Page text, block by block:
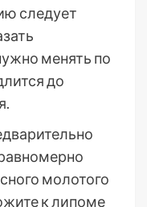
следует
менять по
до
молотого
к липоме